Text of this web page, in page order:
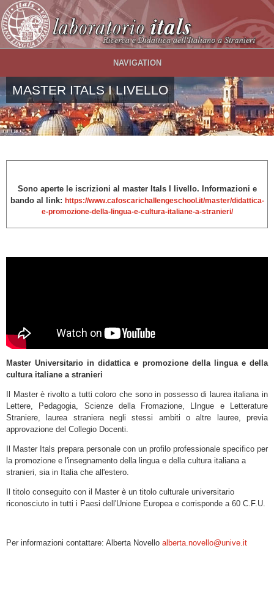
Salta al contenuto principale
NAVIGATION
MASTER ITALS I LIVELLO
Sono aperte le iscrizioni al master Itals I livello. Informazioni e
bando al link: https://www.cafoscarichallengeschool.it/master/didattica-
e-promozione-della-lingua-e-cultura-italiane-a-stranieri/
Master Universitario in didattica e promozione della lingua e della
cultura italiane a stranieri
Il Master è rivolto a tutti coloro che sono in possesso di laurea italiana in
Lettere, Pedagogia, Scienze della Fromazione, LIngue e Letterature
Straniere, laurea straniera negli stessi ambiti o altre lauree, previa
approvazione del Collegio Docenti.
Il Master Itals prepara personale con un profilo professionale specifico per
la promozione e l'insegnamento della lingua e della cultura italiana a
stranieri, sia in Italia che all'estero.
Il titolo conseguito con il Master è un titolo culturale universitario
riconosciuto in tutti i Paesi dell'Unione Europea e corrisponde a 60 C.F.U.
Per informazioni contattare: Alberta Novello alberta.novello@unive.it